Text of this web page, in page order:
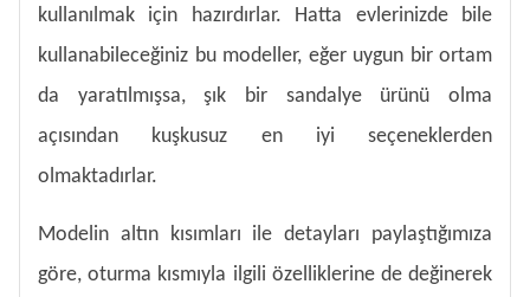
kullanılmak için hazırdırlar. Hatta evlerinizde bile
kullanabileceğiniz bu modeller, eğer uygun bir ortam
da yaratılmışsa, şık bir sandalye ürünü olma
açısından kuşkusuz en iyi seçeneklerden
olmaktadırlar.
Modelin altın kısımları ile detayları paylaştığımıza
göre, oturma kısmıyla ilgili özelliklerine de değinerek